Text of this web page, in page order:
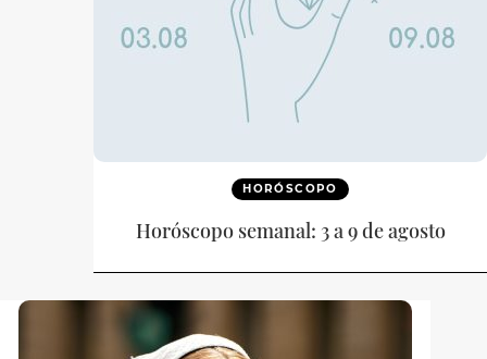
HORÓSCOPO
Horóscopo semanal: 3 a 9 de agosto